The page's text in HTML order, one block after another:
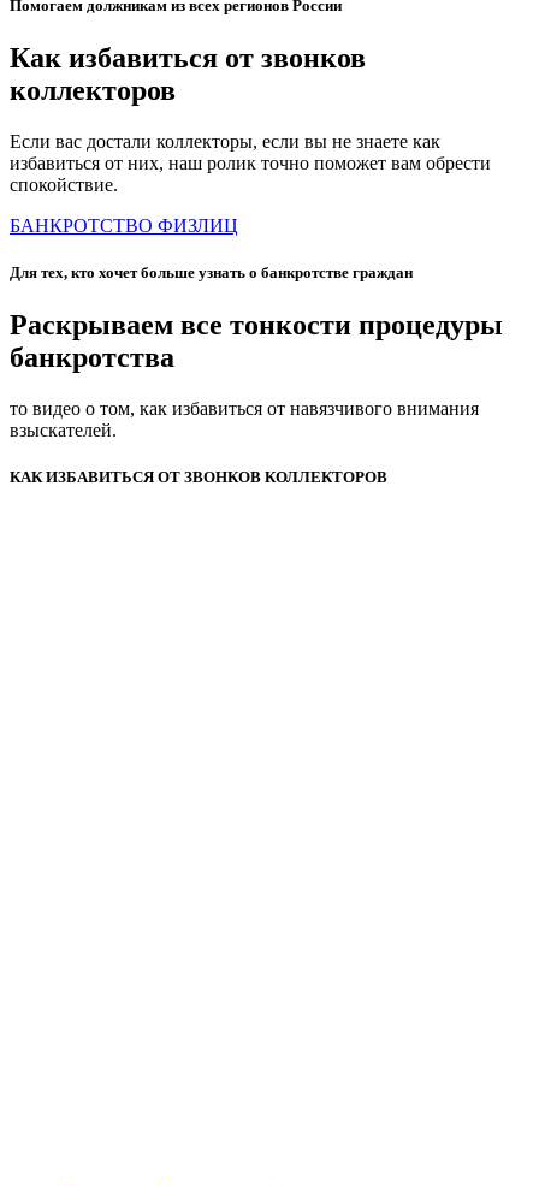
Помогаем должникам из всех регионов России
Как избавиться от звонков
коллекторов
Если вас достали коллекторы, если вы не знаете как
избавиться от них, наш ролик точно поможет вам обрести
спокойствие.
БАНКРОТСТВО ФИЗЛИЦ
Для тех, кто хочет больше узнать о банкротстве граждан
Раскрываем все тонкости процедуры
банкротства
то видео о том, как избавиться от навязчивого внимания
взыскателей.
КАК ИЗБАВИТЬСЯ ОТ ЗВОНКОВ КОЛЛЕКТОРОВ